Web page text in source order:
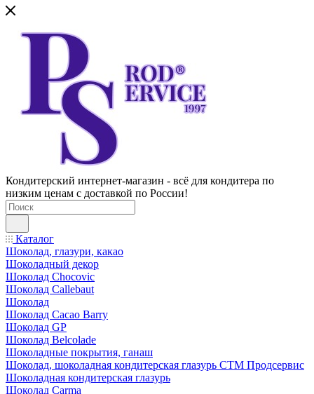
Кондитерский интернет-магазин - всё для кондитера по
низким ценам с доставкой по России!
Каталог
Шоколад, глазури, какао
Шоколадный декор
Шоколад Chocovic
Шоколад Callebaut
Шоколад
Шоколад Cacao Barry
Шоколад GP
Шоколад Belcolade
Шоколадные покрытия, ганаш
Шоколад, шоколадная кондитерская глазурь СТМ Продсервис
Шоколадная кондитерская глазурь
Шоколад Carma